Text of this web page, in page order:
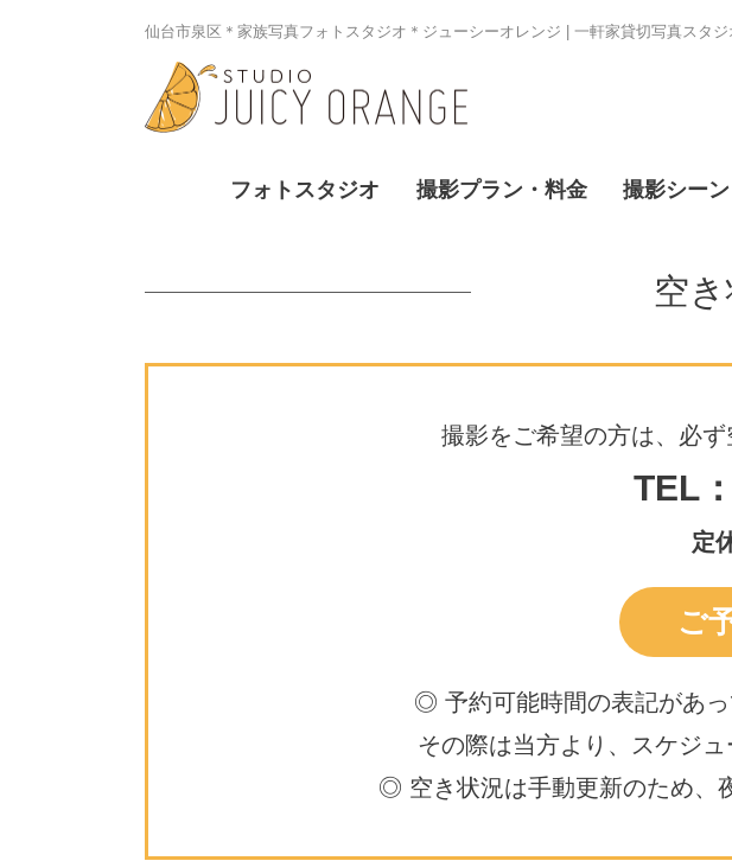
仙台市泉区＊家族写真フォトスタジオ＊ジューシーオレンジ | 一軒家貸切写真スタジ
フォトスタジオ 撮影プラン・料金 撮影シーン
空
撮影をご希望の方は、必ず
TEL
定
ご
◎ 予約可能時間の表記があっ
その際は当方より、スケジ
◎ 空き状況は手動更新のため、